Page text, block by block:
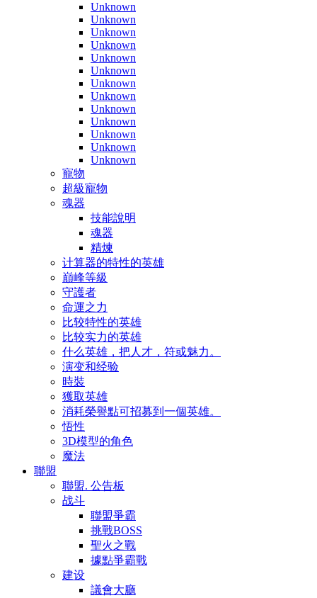
Unknown
Unknown
Unknown
Unknown
Unknown
Unknown
Unknown
Unknown
Unknown
Unknown
Unknown
Unknown
Unknown
寵物
超級寵物
魂器
技能說明
魂器
精煉
计算器的特性的英雄
巔峰等級
守護者
命運之力
比较特性的英雄
比较实力的英雄
什么英雄，把人才，符或魅力。
演变和经验
時裝
獲取英雄
消耗榮譽點可招募到一個英雄。
悟性
3D模型的角色
魔法
聯盟
聯盟. 公告板
战斗
聯盟爭霸
挑戰BOSS
聖火之戰
據點爭霸戰
建设
議會大廳